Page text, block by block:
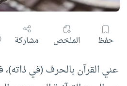
حفظ الملخص مشاركة
عني القرآن بالحرف (في